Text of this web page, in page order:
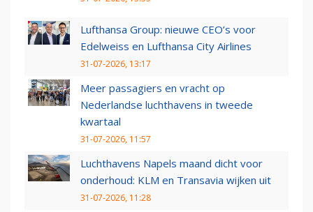
Lufthansa Group: nieuwe CEO’s voor
Edelweiss en Lufthansa City Airlines
31-07-2026, 13:17
Meer passagiers en vracht op
Nederlandse luchthavens in tweede
kwartaal
31-07-2026, 11:57
Luchthavens Napels maand dicht voor
onderhoud: KLM en Transavia wijken uit
31-07-2026, 11:28